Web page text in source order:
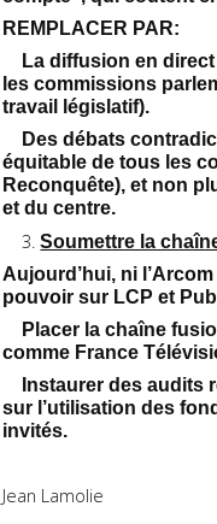
REMPLACER PAR:
La diffusion en direct
les commissions
travail législatif).
Des débats
équitable de tous les
Reconquête), et non
et du centre.
Soumettre la
Aujourd’hui, ni
pouvoir sur LCP et
Placer la chaîne
comme France
Instaurer des audits
sur l’utilisation des
invités.
Jean Lamolie